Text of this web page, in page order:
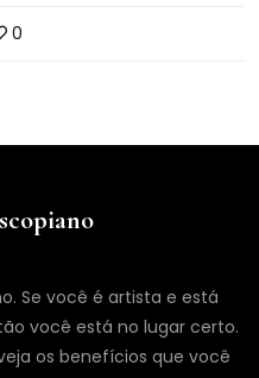
0
Se você é artista e está
você está no lugar certo.
os benefícios que você